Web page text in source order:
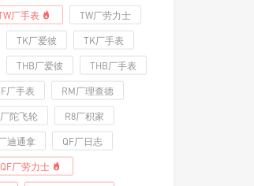
厂手表 TW厂劳力士
TK厂爱彼 TK厂手表
THB厂爱彼 THB厂手表
厂手表 RM厂理查德
陀飞轮 R8厂积家
迪通拿 QF厂日志
QF厂劳力士